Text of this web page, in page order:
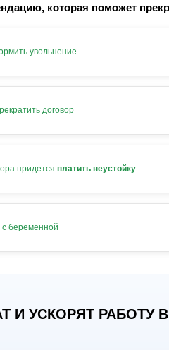
которая поможет
увольнение
договор
придется платить неустойку
с беременной
УСКОРЯТ РАБОТУ В